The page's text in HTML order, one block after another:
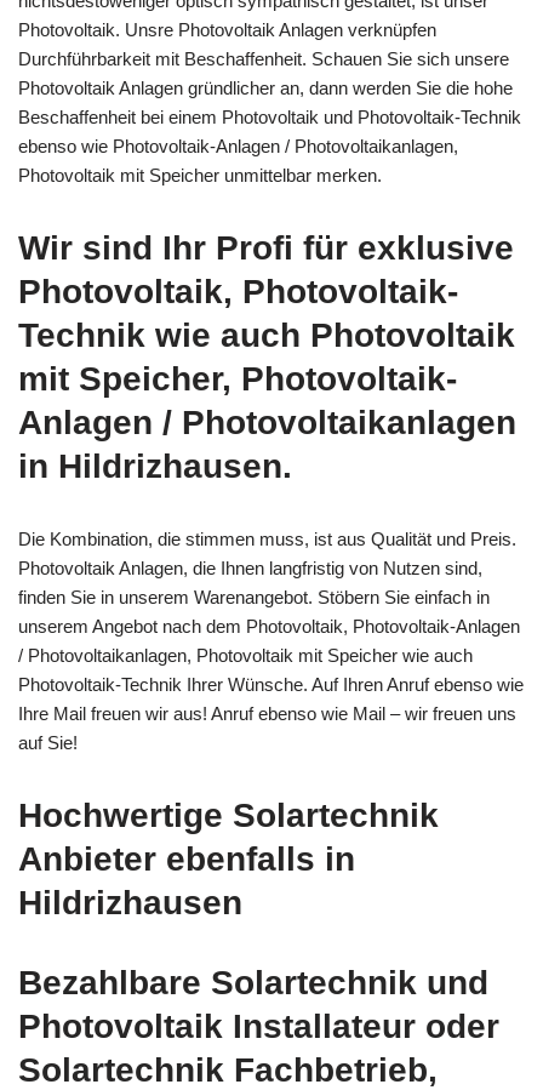
Photovoltaik. Unsre Photovoltaik Anlagen verknüpfen
Durchführbarkeit mit Beschaffenheit. Schauen Sie sich unsere
Photovoltaik Anlagen gründlicher an, dann werden Sie die hohe
Beschaffenheit bei einem Photovoltaik und Photovoltaik-Technik
ebenso wie Photovoltaik-Anlagen / Photovoltaikanlagen,
Photovoltaik mit Speicher unmittelbar merken.
Wir sind Ihr Profi für exklusive
Photovoltaik, Photovoltaik-
Technik wie auch Photovoltaik
mit Speicher, Photovoltaik-
Anlagen / Photovoltaikanlagen
in Hildrizhausen.
Die Kombination, die stimmen muss, ist aus Qualität und Preis.
Photovoltaik Anlagen, die Ihnen langfristig von Nutzen sind,
finden Sie in unserem Warenangebot. Stöbern Sie einfach in
unserem Angebot nach dem Photovoltaik, Photovoltaik-Anlagen
/ Photovoltaikanlagen, Photovoltaik mit Speicher wie auch
Photovoltaik-Technik Ihrer Wünsche. Auf Ihren Anruf ebenso wie
Ihre Mail freuen wir aus! Anruf ebenso wie Mail – wir freuen uns
auf Sie!
Hochwertige Solartechnik
Anbieter ebenfalls in
Hildrizhausen
Bezahlbare Solartechnik und
Photovoltaik Installateur oder
Solartechnik Fachbetrieb,